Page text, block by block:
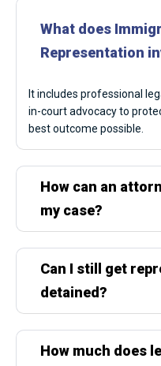
What does
Representation
It includes professional
in-court advocacy to
best outcome possible.
How can an
my case?
Can I still get
detained?
How much does